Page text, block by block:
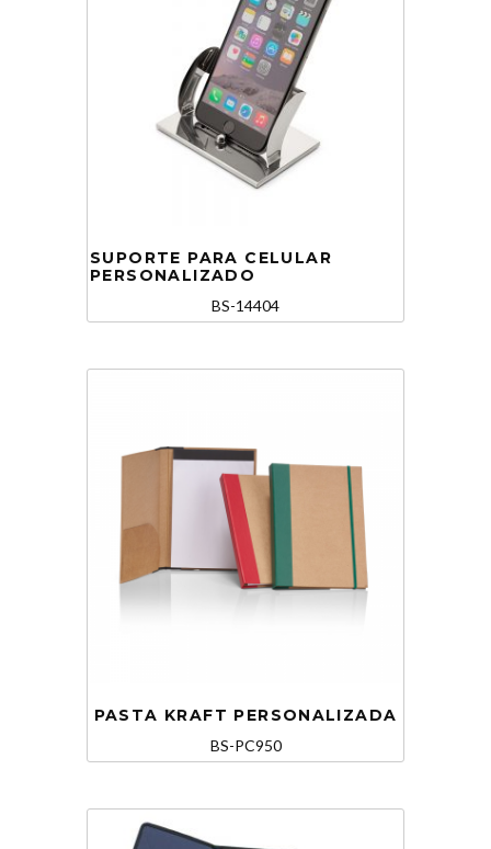
SUPORTE PARA CELULAR
PERSONALIZADO
BS-14404
PASTA KRAFT PERSONALIZADA
BS-PC950